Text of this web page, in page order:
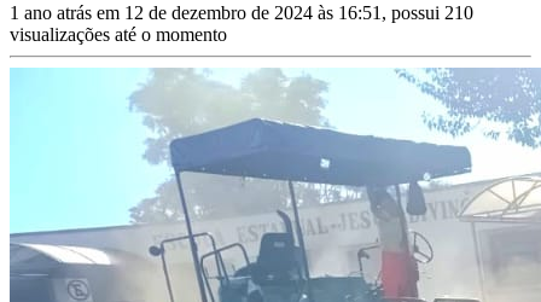
1 ano atrás em 12 de dezembro de 2024 às 16:51, possui 210
visualizações até o momento